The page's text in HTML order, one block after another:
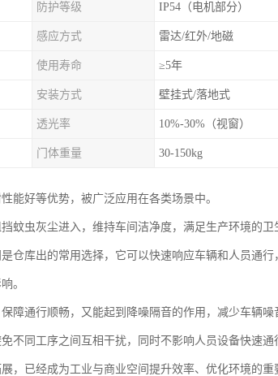
防护等级 IP54（电机部分）
感应方式 雷达/红外/地磁
使用寿命 ≥5年
安装方式 壁挂式/落地式
透光率 10%-30%（视窗）
门体重量 30-150kg
能好等优势，被广泛应用在各类场景中。
蚊虫灰尘进入，维持车间洁净度，满足生产环境的卫
仓库出的常用选择，它可以快速响应车辆和人员通行
。
障通行顺畅，又能起到降噪隔音的作用，减少车辆噪
不同工序之间互相干扰，同时不影响人员设备快速通
，已经成为工业与商业空间提升效率、优化环境的重